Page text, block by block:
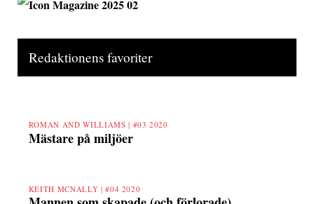
Redaktionens favoriter
ROMAN AND WILLIAMS | #03 2020
Mästare på miljöer
KEITH MCNALLY |#04 2020